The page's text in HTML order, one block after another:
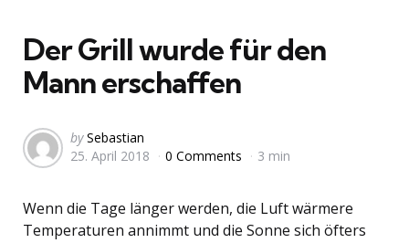
Der Grill wurde für den
Mann erschaffen
Posted
by
by Sebastian
25. April 2018
0 Comments 3 min
Wenn die Tage länger werden, die Luft wärmere
Temperaturen annimmt und die Sonne sich öfters